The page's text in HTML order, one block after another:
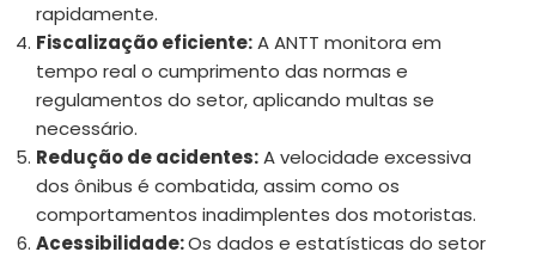
rapidamente.
Fiscalização eficiente:A ANTT monitora em
tempo real o cumprimento das normas e
regulamentos do setor, aplicando multas se
necessário.
Redução de acidentes:A velocidade excessiva
dos ônibus é combatida, assim como os
comportamentos inadimplentes dos motoristas.
Acessibilidade:Os dados e estatísticas do setor